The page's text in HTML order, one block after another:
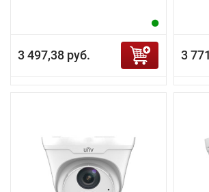
3 497,38 руб. 3